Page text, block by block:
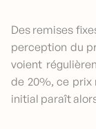
Des remises
perception du
voient
de 20%, ce prix
initial paraît